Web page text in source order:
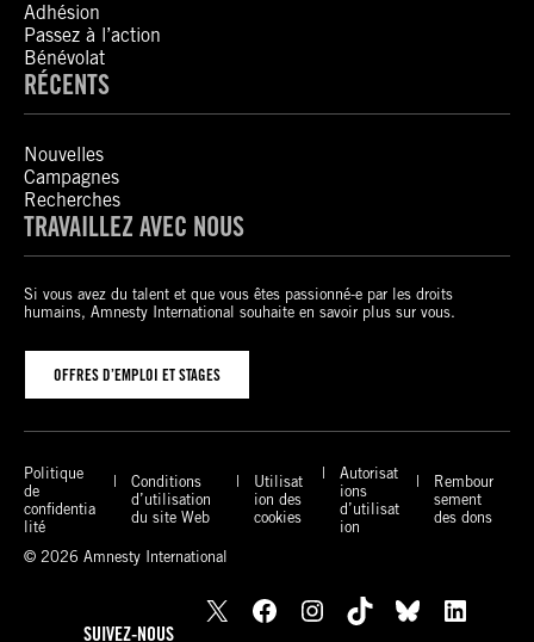
Adhésion
Passez à l’action
Bénévolat
RÉCENTS
Nouvelles
Campagnes
Recherches
TRAVAILLEZ AVEC NOUS
Si vous avez du talent et que vous êtes passionné-e par les droits
humains, Amnesty International souhaite en savoir plus sur vous.
OFFRES D’EMPLOI ET STAGES
Politique
de
confidentia
lité
Conditions
d’utilisation
du site Web
Utilisat
ion des
cookies
Autorisat
ions
d’utilisat
ion
Rembour
sement
des dons
© 2026 Amnesty International
SUIVEZ-NOUS
X Facebook Instagram TikTok Bluesky
LinkedIn